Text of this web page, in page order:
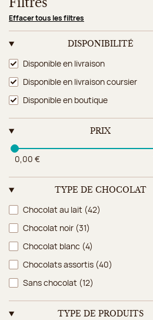
Filtres
Effacer tous les filtres
DISPONIBILITÉ
Disponibilité
Disponible en livraison
Disponible en livraison coursier
Disponible en boutique
PRIX
0,00 €
TYPE DE CHOCOLAT
Type de chocolat
Chocolat au lait (42)
Chocolat noir (31)
Chocolat blanc (4)
Chocolats assortis (40)
Sans chocolat (12)
TYPE DE PRODUITS